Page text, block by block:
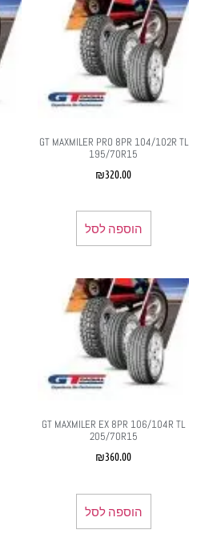
GT MAXMILER PRO 8PR 104/102R TL
195/70R15
₪320.00
הוספה לסל
GT MAXMILER EX 8PR 106/104R TL
205/70R15
₪360.00
הוספה לסל